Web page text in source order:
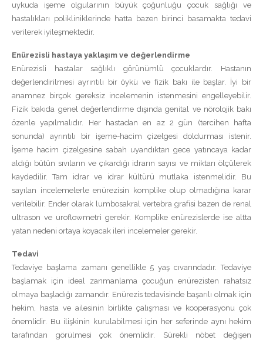
uykuda işeme olgularının büyük çoğunluğu çocuk sağlığı ve
hastalıkları polikliniklerinde hatta bazen birinci basamakta tedavi
verilerek iyileşmektedir.
Enürezisli hastaya yaklaşım ve değerlendirme
Enürezisli hastalar sağlıklı görünümlü çocuklardır. Hastanın
değerlendirilmesi ayrıntılı bir öykü ve fizik bakı ile başlar. İyi bir
anamnez birçok gereksiz incelemenin istenmesini engelleyebilir.
Fizik bakıda genel değerlendirme dışında genital ve nörolojik bakı
özenle yapılmalıdır. Her hastadan en az 2 gün (tercihen hafta
sonunda) ayrıntılı bir işeme-hacim çizelgesi doldurması istenir.
İşeme hacim çizelgesine sabah uyandıktan gece yatıncaya kadar
aldığı bütün sıvıların ve çıkardığı idrarın sayısı ve miktarı ölçülerek
kaydedilir. Tam idrar ve idrar kültürü mutlaka istenmelidir. Bu
sayılan incelemelerle enürezisin komplike olup olmadığına karar
verilebilir. Ender olarak lumbosakral vertebra grafisi bazen de renal
ultrason ve uroflowmetri gerekir. Komplike enürezislerde ise altta
yatan nedeni ortaya koyacak ileri incelemeler gerekir.
Tedavi
Tedaviye başlama zamanı genellikle 5 yaş cıvarındadır. Tedaviye
başlamak için ideal zanmanlama çocuğun enürezisten rahatsız
olmaya başladığı zamandır. Enürezis tedavisinde başarılı olmak için
hekim, hasta ve ailesinin birlikte çalışması ve kooperasyonu çok
önemlidir. Bu ilişkinin kurulabilmesi için her seferinde aynı hekim
tarafından görülmesi çok önemlidir. Sürekli nöbet değişen